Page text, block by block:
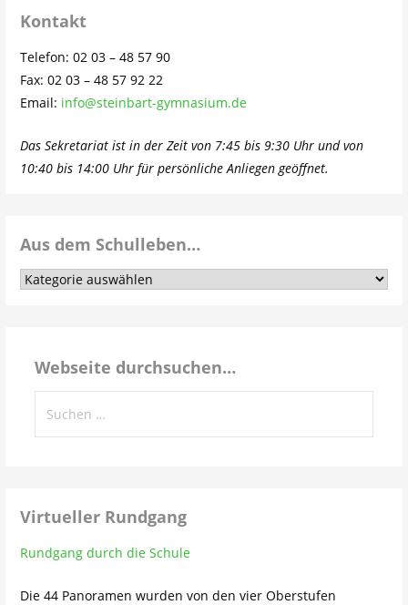
Kontakt
Telefon: 02 03 – 48 57 90
Fax: 02 03 – 48 57 92 22
Email: info@steinbart-gymnasium.de
Das Sekretariat ist in der Zeit von 7:45 bis 9:30 Uhr und von
10:40 bis 14:00 Uhr für persönliche Anliegen geöffnet.
Aus dem Schulleben…
Aus
Webseite durchsuchen…
nach:
Virtueller Rundgang
Rundgang durch die Schule
Die 44 Panoramen wurden von den vier Oberstufen